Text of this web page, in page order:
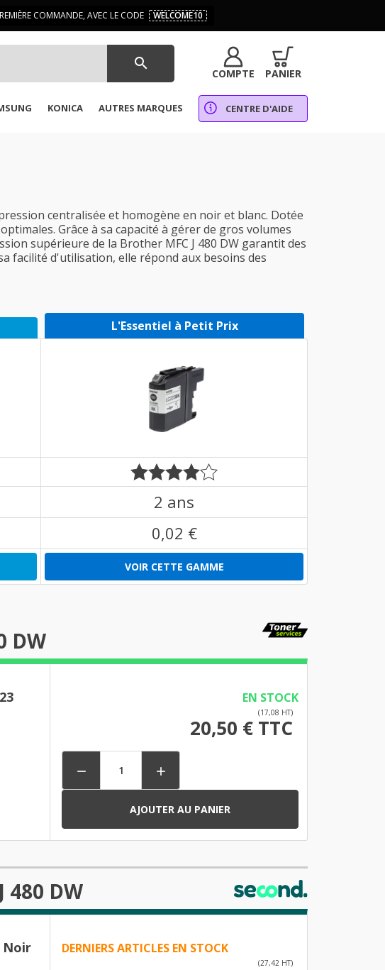
COMMANDE, AVEC LE CODE WELCOME10
search
COMPTE PANIER
KONICA AUTRES MARQUES CENTRE D'AIDE
centralisée et homogène en noir et blanc. Dotée
Grâce à sa capacité à gérer de gros volumes
supérieure de la Brother MFC J 480 DW garantit des
facilité d'utilisation, elle répond aux besoins des
L'Essentiel à Petit Prix
2 ans
0,02 €
VOIR CETTE GAMME
DW
EN STOCK
(17,08 HT)
20,50 € TTC
 
AJOUTER AU PANIER
DW
Noir
DERNIERS ARTICLES EN STOCK
(27,42 HT)